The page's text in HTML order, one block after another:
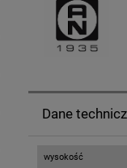
Dane
wysokość